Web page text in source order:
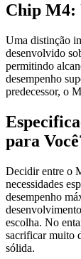
Chip M4:
Uma distinção
desenvolvido
permitindo
desempenho
predecessor, o
para
Decidir entre o
necessidades
desempenho
escolha. No
sacrificar muito
sólida.